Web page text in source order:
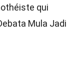
qui
Mula Jadi